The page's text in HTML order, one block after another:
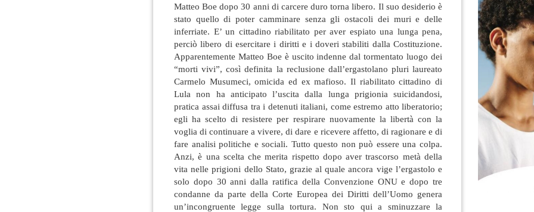
Matteo Boe dopo 30 anni di carcere duro torna libero. Il suo desiderio è
stato quello di poter camminare senza gli ostacoli dei muri e delle
inferriate. E’ un cittadino riabilitato per aver espiato una lunga pena,
perciò libero di esercitare i diritti e i doveri stabiliti dalla Costituzione.
Apparentemente Matteo Boe è uscito indenne dal tormentato luogo dei
“morti vivi”, così definita la reclusione dall’ergastolano pluri laureato
Carmelo Musumeci, omicida ed ex mafioso. Il riabilitato cittadino di
Lula non ha anticipato l’uscita dalla lunga prigionia suicidandosi,
pratica assai diffusa tra i detenuti italiani, come estremo atto liberatorio;
egli ha scelto di resistere per respirare nuovamente la libertà con la
voglia di continuare a vivere, di dare e ricevere affetto, di ragionare e di
fare analisi politiche e sociali. Tutto questo non può essere una colpa.
Anzi, è una scelta che merita rispetto dopo aver trascorso metà della
vita nelle prigioni dello Stato, grazie al quale ancora vige l’ergastolo e
solo dopo 30 anni dalla ratifica della Convenzione ONU e dopo tre
condanne da parte della Corte Europea dei Diritti dell’Uomo genera
un’incongruente legge sulla tortura. Non sto qui a sminuzzare la